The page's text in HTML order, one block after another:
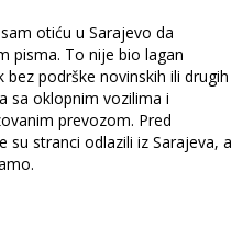
otiću u Sarajevo da
pisma. To nije bio lagan
bez podrške novinskih ili drugih
sa oklopnim vozilima i
prevozom. Pred
su stranci odlazili iz Sarajeva, a